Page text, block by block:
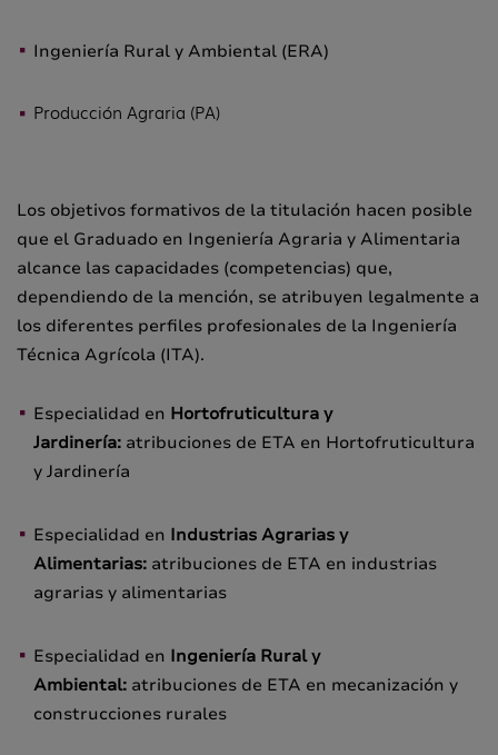
Ingeniería Rural y Ambiental (ERA)
Producción Agraria (PA)
Los objetivos formativos de la titulación hacen posible
que el Graduado en Ingeniería Agraria y Alimentaria
alcance las capacidades (competencias) que,
dependiendo de la mención, se atribuyen legalmente a
los diferentes perfiles profesionales de la Ingeniería
Técnica Agrícola (ITA).
Especialidad en Hortofruticultura y
Jardinería: atribuciones de ETA en Hortofruticultura
y Jardinería
Especialidad en Industrias Agrarias y
Alimentarias: atribuciones de ETA en industrias
agrarias y alimentarias
Especialidad en Ingeniería Rural y
Ambiental: atribuciones de ETA en mecanización y
construcciones rurales